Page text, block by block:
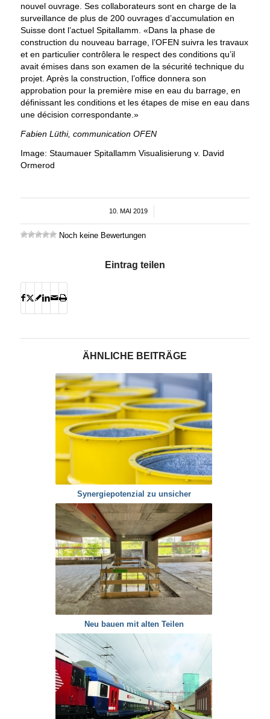
nouvel ouvrage. Ses collaborateurs sont en charge de la
surveillance de plus de 200 ouvrages d’accumulation en
Suisse dont l’actuel Spitallamm. «Dans la phase de
construction du nouveau barrage, l’OFEN suivra les travaux
et en particulier contrôlera le respect des conditions qu’il
avait émises dans son examen de la sécurité technique du
projet. Après la construction, l’office donnera son
approbation pour la première mise en eau du barrage, en
définissant les conditions et les étapes de mise en eau dans
une décision correspondante.»
Fabien Lüthi, communication OFEN
Image: Staumauer Spitallamm Visualisierung v. David
Ormerod
10. MAI 2019
/
Noch keine Bewertungen
Eintrag teilen
ÄHNLICHE BEITRÄGE
Synergiepotenzial zu unsicher
Neu bauen mit alten Teilen